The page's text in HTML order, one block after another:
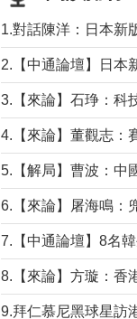
4.【來論】董觀志：
9.拜仁慕尼黑球星